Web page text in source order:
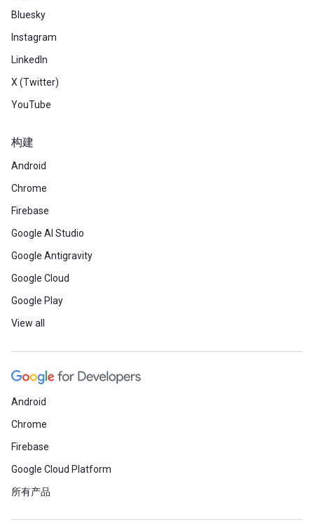
Bluesky
Instagram
LinkedIn
X (Twitter)
YouTube
构建
Android
Chrome
Firebase
Google AI Studio
Google Antigravity
Google Cloud
Google Play
View all
Android
Chrome
Firebase
Google Cloud Platform
所有产品